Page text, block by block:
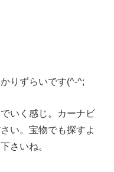
りずらいです(^-^;
いく感じ。カーナビ
い。宝物でも探すよ
さいね。